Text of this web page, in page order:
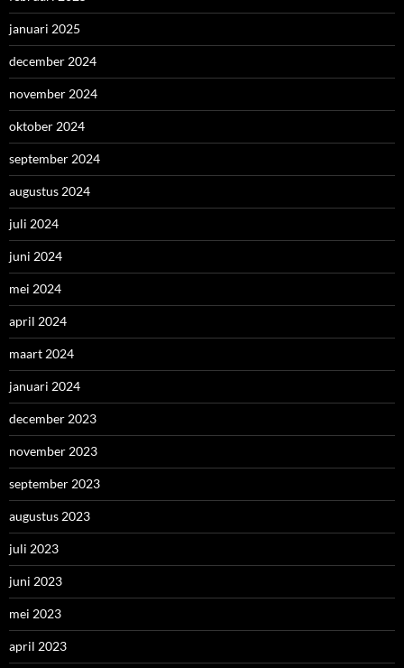
januari 2025
december 2024
november 2024
oktober 2024
september 2024
augustus 2024
juli 2024
juni 2024
mei 2024
april 2024
maart 2024
januari 2024
december 2023
november 2023
september 2023
augustus 2023
juli 2023
juni 2023
mei 2023
april 2023